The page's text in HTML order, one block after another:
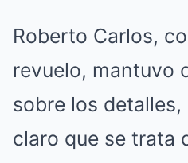
Roberto Carlos,
revuelo, mantuvo
sobre los detalles,
claro que se trata